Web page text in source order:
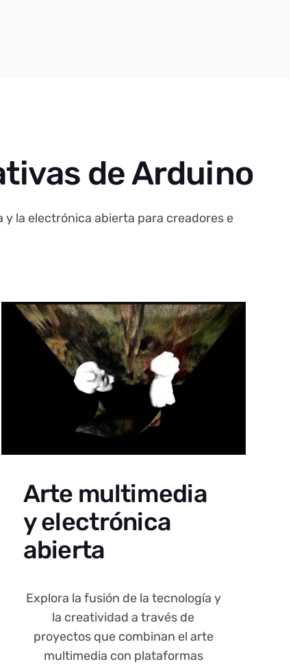
de Arduino
la electrónica abierta para creadores e
Arte multimedia
y electrónica
abierta
Explora la fusión de la tecnología y
la creatividad a través de
proyectos que combinan el arte
multimedia con plataformas